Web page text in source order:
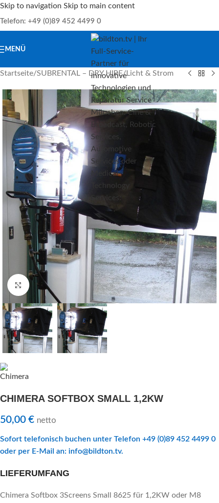
Skip to navigation Skip to main content
Telefon: +49 (0)89 452 4499 0
MENÜ
Startseite/SUBRENTAL – DRY HIRE/Licht & Strom
Klick zu Vergrößern
CHIMERA SOFTBOX SMALL 1,2KW
50,00 € netto
Sofort telefonisch buchen unter Telefon +49 (0)89 452 4499 0
oder per E-Mail an: info@bildton.tv.
LIEFERUMFANG
Chimera Softbox 3Screens Small 8625 für 1,2KW oder M8